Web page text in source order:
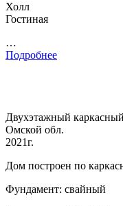
Холл
Гостиная
…
Подробнее
Двухэтажный
Омской обл.
2021г.
Дом построен по
Фундамент: свайный